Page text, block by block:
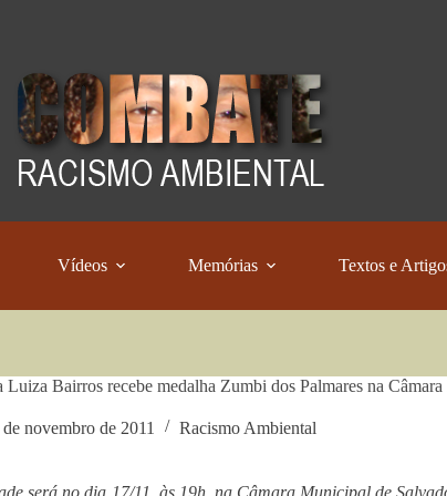
Vídeos Memórias Textos e
Luiza Bairros recebe medalha Zumbi dos Palmares na
novembro de 2011 Racismo Ambiental
será no dia 17/11, às 19h, na Câmara Municipal de